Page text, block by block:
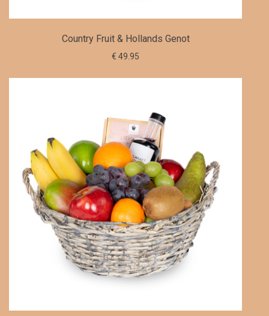
Country Fruit & Hollands Genot
€ 49.95